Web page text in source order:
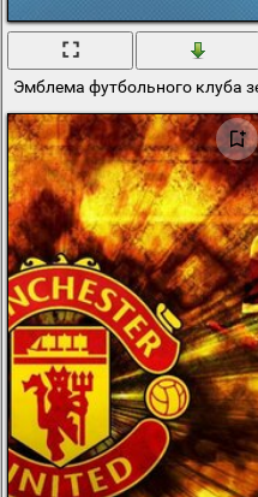
Эмблема футбольного клуба